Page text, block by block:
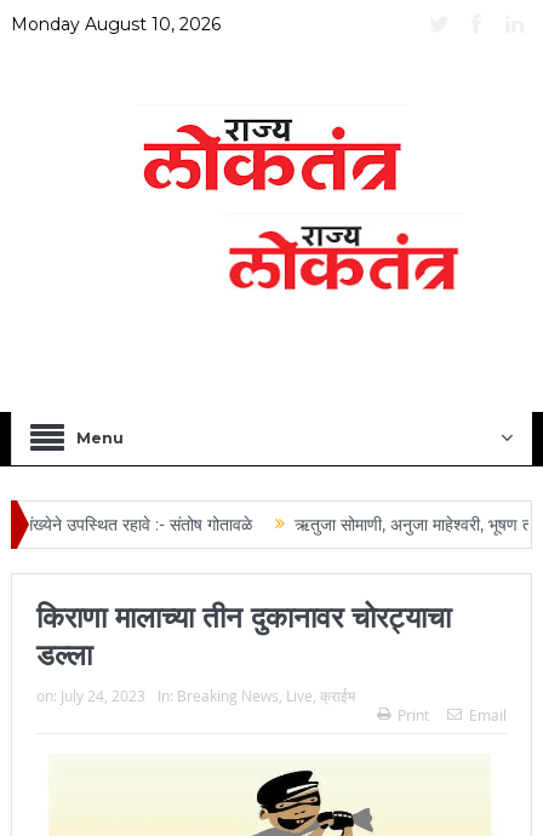
Monday August 10, 2026
Menu
उपस्थित रहावे :- संतोष गोतावळे ऋतुजा सोमाणी, अनुजा माहेश्वरी, भूषण
प्रमुख न्यायाधीश महेंद्र के महाजन
किराणा मालाच्या तीन दुकानावर चोरट्याचा
डल्ला
on: July 24, 2023 In: Breaking News Live क्राईम
Print
Email